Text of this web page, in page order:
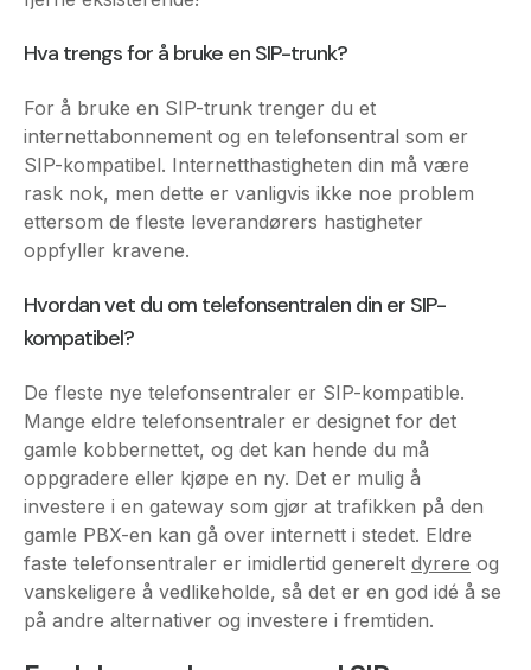
internettabonnement og en telefonsentral som er
rask nok, men dette er vanligvis ikke noe problem
ettersom de fleste leverandørers hastigheter
oppfyller kravene.
Hvordan vet du om telefonsentralen din er SIP-
kompatibel?
De fleste nye telefonsentraler er SIP-kompatible.
Mange eldre telefonsentraler er designet for det
oppgradere eller kjøpe en ny. Det er mulig å
investere i en gateway som gjør at trafikken på den
gamle PBX-en kan gå over internett i stedet. Eldre
faste telefonsentraler er imidlertid generelt dyrere
vanskeligere å vedlikeholde, så det er en god idé å se
på andre alternativer og investere i fremtiden.
Fordeler og ulemper med SIP-
trunking